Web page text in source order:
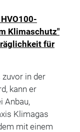
Klimaschutz"
für
zuvor in der
kann er
Anbau,
Klimagas
mit einem